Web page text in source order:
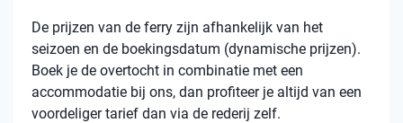
De prijzen van de ferry zijn afhankelijk van het
seizoen en de boekingsdatum (dynamische prijzen).
Boek je de overtocht in combinatie met een
accommodatie bij ons, dan profiteer je altijd van een
voordeliger tarief dan via de rederij zelf.